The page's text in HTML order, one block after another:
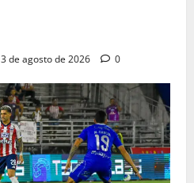
3 de agosto de 2026 0